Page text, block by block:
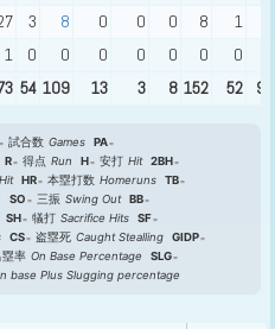
3 8 0 0 0 8 1
1 0 0 0 0 0 0 0
54 109 13 3 8 152 52 96
試合数 Games
PA
R 得点 Run H 安打 Hit
2BH
HR 本塁打数 Homeruns
TB
SO 三振 Swing Out
BB
SH 犠打 Sacrifice Hits
SF
CS 盗塁死 Caught Stealling
GIDP
塁率 On Base Percentage
SLG
base Plus Slugging percentage